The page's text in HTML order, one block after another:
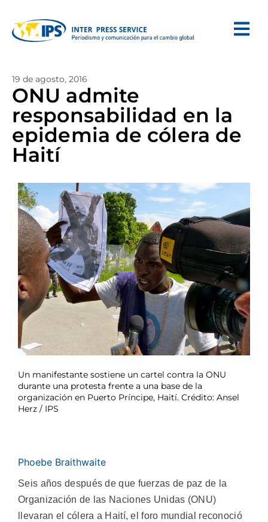
19 de agosto, 2016
ONU admite
responsabilidad en la
epidemia de cólera de
Haití
Un manifestante sostiene un cartel contra la ONU
durante una protesta frente a una base de la
organización en Puerto Príncipe, Haití. Crédito: Ansel
Herz / IPS
Phoebe Braithwaite
Seis años después de que fuerzas de paz de la
Organización de las Naciones Unidas (ONU)
llevaran el cólera a Haití, el foro mundial reconoció